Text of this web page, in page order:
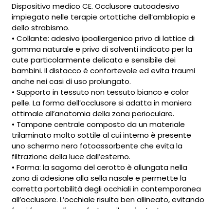
Dispositivo medico CE. Occlusore autoadesivo
impiegato nelle terapie ortottiche dell’ambliopia e
dello strabismo.
• Collante: adesivo ipoallergenico privo di lattice di
gomma naturale e privo di solventi indicato per la
cute particolarmente delicata e sensibile dei
bambini. Il distacco è confortevole ed evita traumi
anche nei casi di uso prolungato.
• Supporto in tessuto non tessuto bianco e color
pelle. La forma dell’occlusore si adatta in maniera
ottimale all’anatomia della zona perioculare.
• Tampone centrale composto da un materiale
trilaminato molto sottile al cui interno è presente
uno schermo nero fotoassorbente che evita la
filtrazione della luce dall’esterno.
• Forma: la sagoma del cerotto è allungata nella
zona di adesione alla sella nasale e permette la
corretta portabilità degli occhiali in contemporanea
all’occlusore. L’occhiale risulta ben allineato, evitando